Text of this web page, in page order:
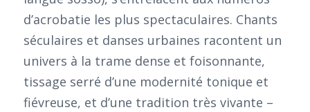
d’acrobatie les plus spectaculaires. Chants
séculaires et danses urbaines racontent un
univers à la trame dense et foisonnante,
tissage serré d’une modernité tonique et
fiévreuse, et d’une tradition très vivante –